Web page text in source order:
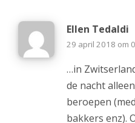
Ellen Tedaldi
29 april 2018 om
…in
de nacht
beroepen
bakkers enz).